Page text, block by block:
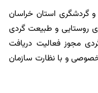
گردشگری استان خراسان
روستایی و طبیعت گردی
بوم گردی مجوز فعالیت دریافت
بخش خصوصی و با نظارت سازمان